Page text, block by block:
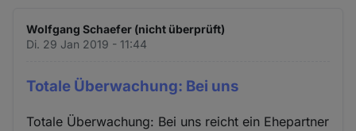
Wolfgang Schaefer (nicht überprüft)
Di. 29 Jan 2019 - 11:44
Totale Überwachung: Bei uns
Totale Überwachung: Bei uns reicht ein Ehepartner